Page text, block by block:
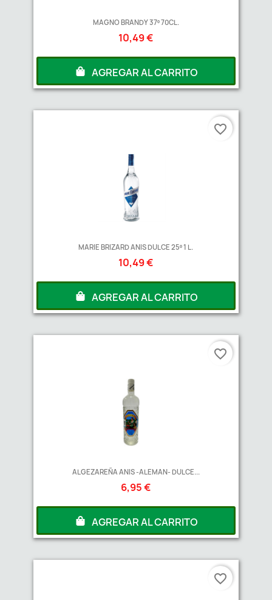
MAGNO BRANDY 37º 70CL.
10,49 €
AGREGAR AL CARRITO
MARIE BRIZARD ANIS DULCE 25º 1 L.
10,49 €
AGREGAR AL CARRITO
favorite_border
ALGEZAREÑA ANIS -ALEMAN- DULCE...
6,95 €
AGREGAR AL CARRITO
favorite_border
favorite_border